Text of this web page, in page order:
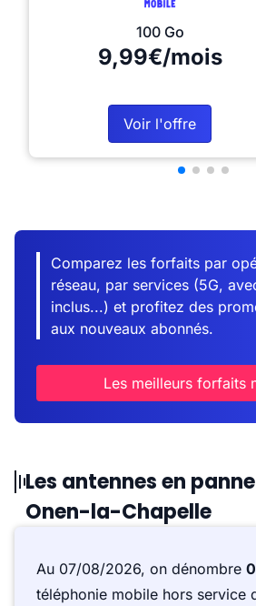
100 Go
9,99€/mois
Voir l'offre
Comparez les forfaits par
réseau, par services (5G,
inclus...) et profitez des
aux nouveaux abonnés.
Les meilleurs forfaits
Les antennes en
Onen-la-Chapelle
Au 07/08/2026, on dénombre 0
téléphonie mobile hors service